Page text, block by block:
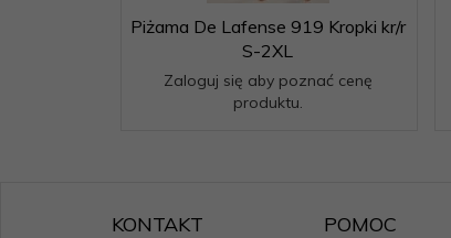
Piżama De Lafense 919 Kropki kr/r
S-2XL
Zaloguj się aby poznać cenę
produktu.
KONTAKT POMOC